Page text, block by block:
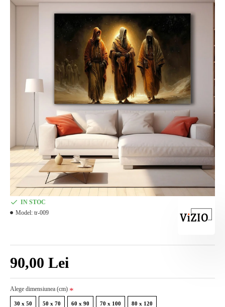
90,00 Lei
IN STOC
Model: tr-009
Alege dimensiunea (cm)
30 x 50 50 x 70 60 x 90 70 x 100 80 x 120